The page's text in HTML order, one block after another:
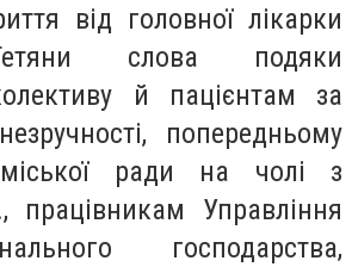
від головної лікарки
слова подяки
й пацієнтам за
попередньому
міської ради на чолі з
Управління
господарства,